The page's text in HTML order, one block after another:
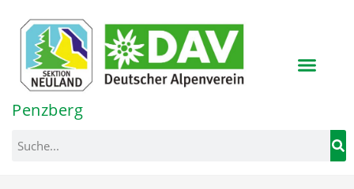
springen
Penzberg